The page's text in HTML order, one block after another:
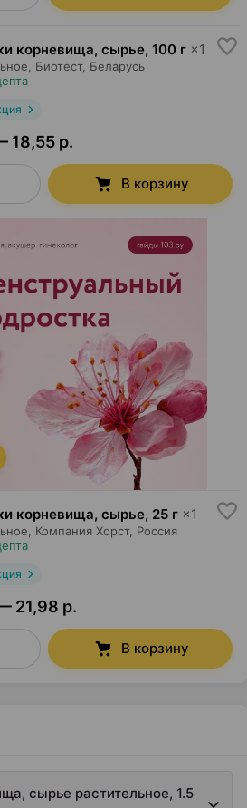
корневища, сырье, 100 г ×1
Биотест, Беларусь
18,55 р.
В корзину
корневища, сырье, 25 г ×1
Компания Хорст, Россия
21,98 р.
В корзину
сырье растительное, 1.5